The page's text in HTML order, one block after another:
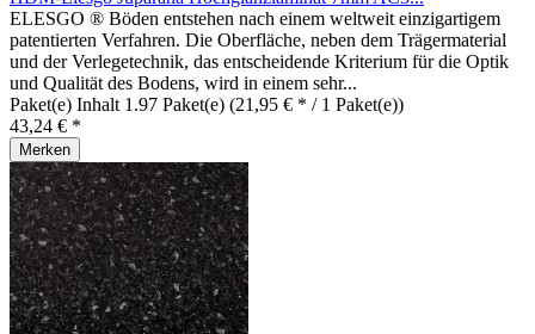
ELESGO ® Böden entstehen nach einem weltweit einzigartigem
patentierten Verfahren. Die Oberfläche, neben dem Trägermaterial
und der Verlegetechnik, das entscheidende Kriterium für die Optik
und Qualität des Bodens, wird in einem sehr...
Paket(e) Inhalt 1.97 Paket(e) (21,95 € * / 1 Paket(e))
43,24 € *
Merken